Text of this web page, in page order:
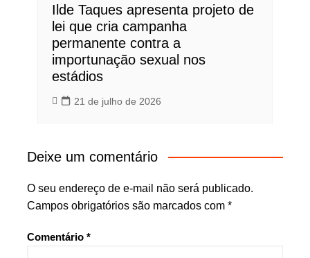
Ilde Taques apresenta projeto de
lei que cria campanha
permanente contra a
importunação sexual nos
estádios
21 de julho de 2026
Deixe um comentário
O seu endereço de e-mail não será publicado.
Campos obrigatórios são marcados com *
Comentário *